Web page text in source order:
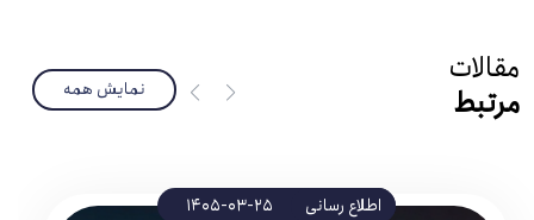
مقالات
مرتبط نمایش همه
اطلاع رسانی 1405-03-25